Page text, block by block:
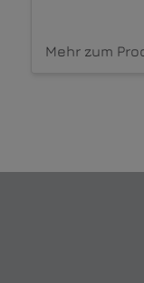
Mehr zum